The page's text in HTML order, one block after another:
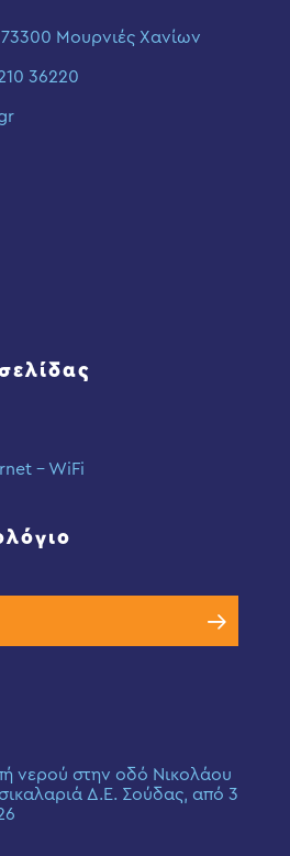
Μουρνιές Χανίων
36220
– WiFi
νερού στην οδό Νικολάου
Δ.Ε. Σούδας, από 3